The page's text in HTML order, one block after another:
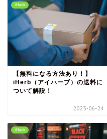
iHerb
【無料になる方法あり！】
iHerb（アイハーブ）の送料に
ついて解説！
2023-06-24
iHerb